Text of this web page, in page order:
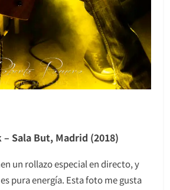
Sala But, Madrid (2018)
un rollazo especial en directo, y
pura energía. Esta foto me gusta